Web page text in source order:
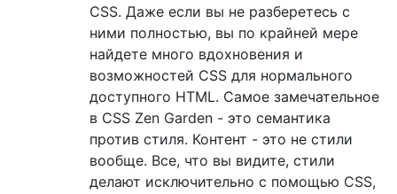
CSS. Даже если вы не разберетесь с
ними полностью, вы по крайней мере
найдете много вдохновения и
возможностей CSS для нормального
доступного HTML. Самое замечательное
в CSS Zen Garden - это семантика
против стиля. Контент - это не стили
вообще. Все, что вы видите, стили
делают исключительно с помощью CSS,